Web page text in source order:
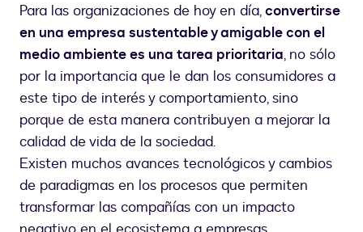
Para las organizaciones de hoy en día,convertirse
en una empresa sustentable y amigable con el
medio ambiente es una tarea prioritaria, no sólo
por la importancia que le dan los consumidores a
este tipo de interés y comportamiento, sino
porque de esta manera contribuyen a mejorar la
calidad de vida de la sociedad.
Existen muchos avances tecnológicos y cambios
de paradigmas en los procesos que permiten
transformar las compañías con un impacto